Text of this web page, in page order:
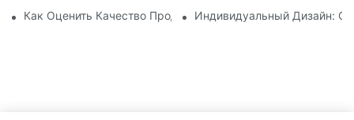
Как Оценить Качество Продукции Фабрики По
Индивидуальный Дизайн: